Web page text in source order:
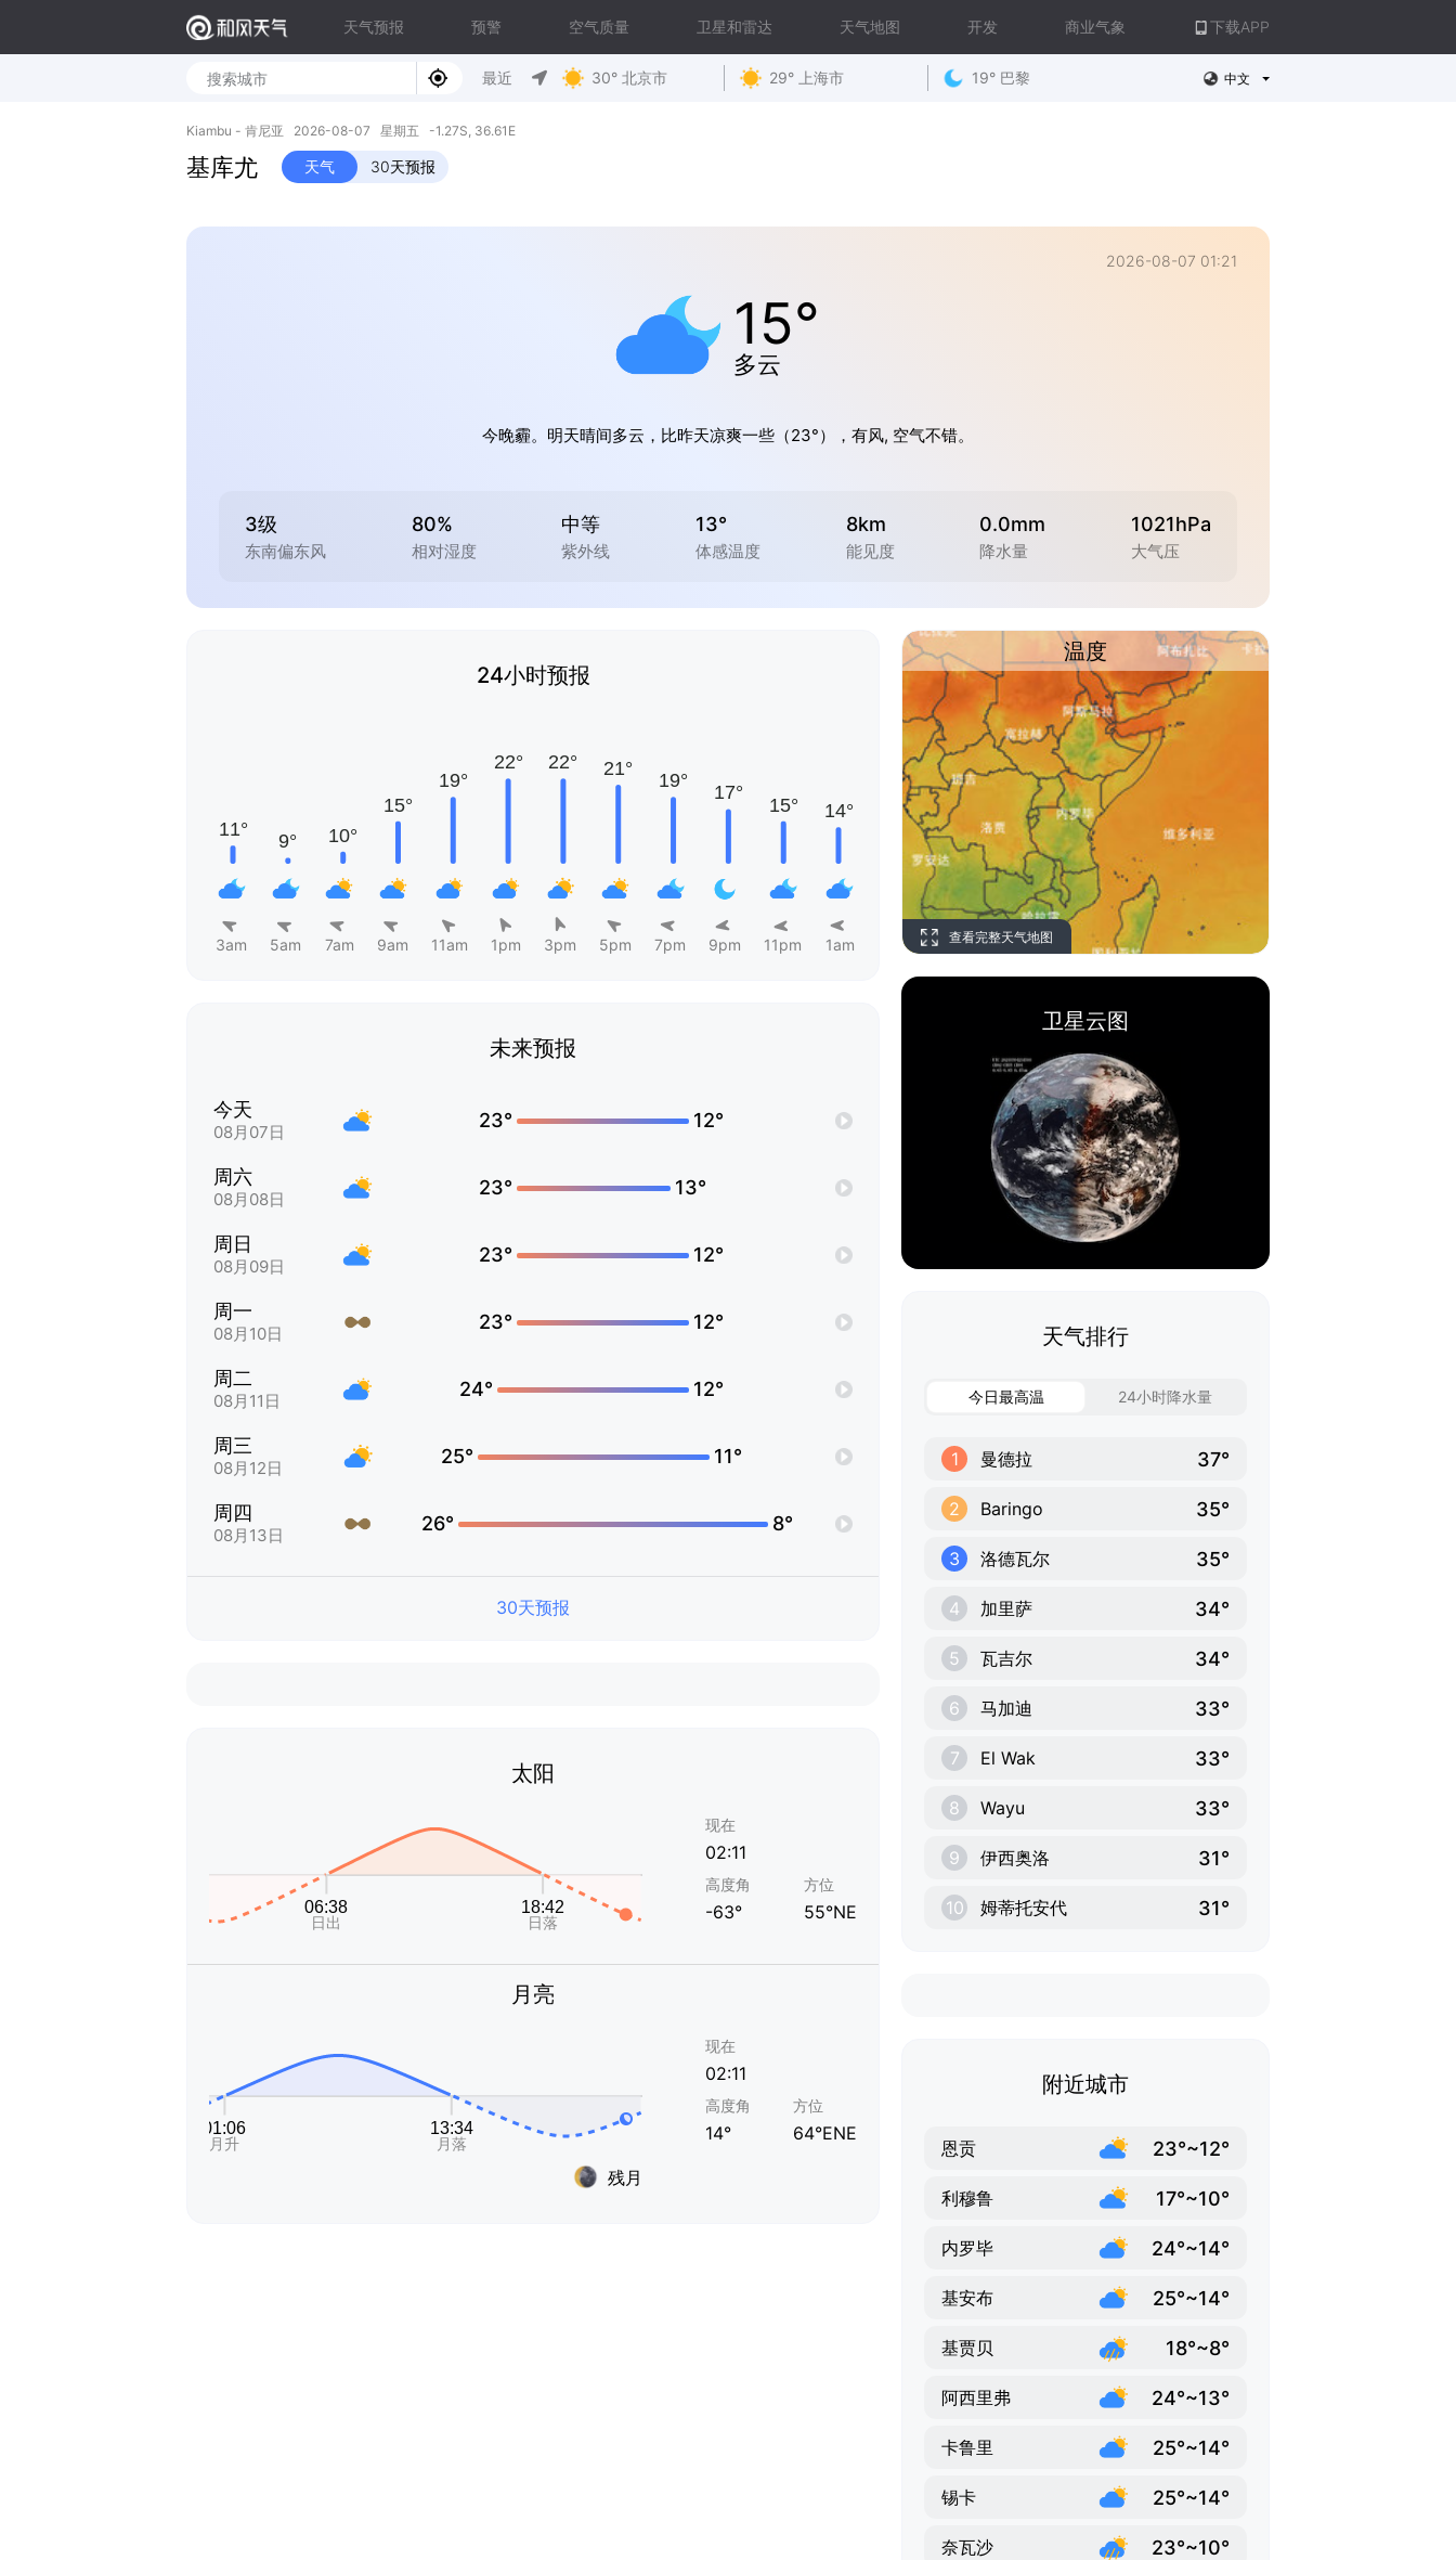
天气预报 预警 空气质量 卫星和雷达 天气地图 开发 商业气象 下载APP
最近 30° 北京市 29° 上海市 19° 巴黎 中文
Kiambu - 肯尼亚 2026-08-07 星期五 -1.27S, 36.61E
基库尤 天气 30天预报
2026-08-07 01:21
15°
多云
今晚霾。明天晴间多云，比昨天凉爽一些（23°），有风, 空气不错。
3级
东南偏东风
80%
相对湿度
中等
紫外线
13°
体感温度
8km
能见度
0.0mm
降水量
1021hPa
大气压
24小时预报
3am 5am 7am 9am 11am 1pm 3pm 5pm 7pm 9pm 11pm 1am
未来预报
今天
08月07日
23° 12°
周六
08月08日
23° 13°
周日
08月09日
23° 12°
周一
08月10日
23° 12°
周二
08月11日
24° 12°
周三
08月12日
25° 11°
周四
08月13日
26° 8°
30天预报
太阳
现在
02:11
高度角
-63°
方位
55°NE
月亮
残月
现在
02:11
高度角
14°
方位
64°ENE
温度
查看完整天气地图
卫星云图
天气排行
今日最高温 24小时降水量
1 曼德拉 37°
2 Baringo 35°
3 洛德瓦尔 35°
4 加里萨 34°
5 瓦吉尔 34°
6 马加迪 33°
7 El Wak 33°
8 Wayu 33°
9 伊西奥洛 31°
10 姆蒂托安代 31°
附近城市
恩贡 23°~12°
利穆鲁 17°~10°
内罗毕 24°~14°
基安布 25°~14°
基贾贝 18°~8°
阿西里弗 24°~13°
卡鲁里 25°~14°
锡卡 25°~14°
奈瓦沙 23°~10°